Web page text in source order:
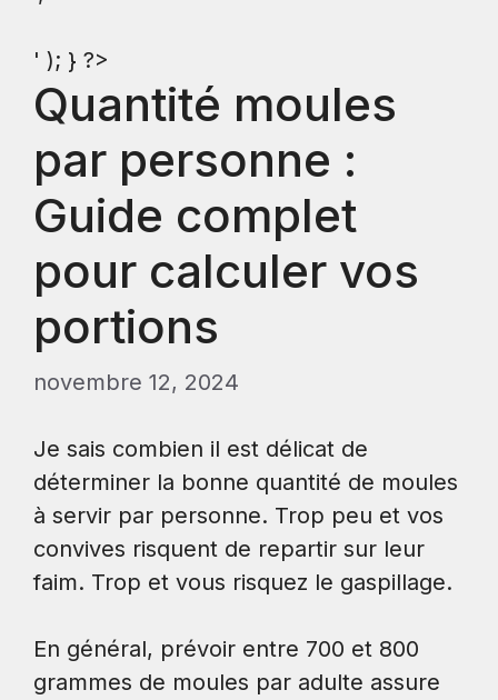
' ); } ?>
Quantité moules
par personne :
Guide complet
pour calculer vos
portions
novembre 12, 2024
Je sais combien il est délicat de
déterminer la bonne quantité de moules
à servir par personne. Trop peu et vos
convives risquent de repartir sur leur
faim. Trop et vous risquez le gaspillage.
En général, prévoir entre 700 et 800
grammes de moules par adulte assure